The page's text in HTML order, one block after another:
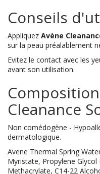
Conseils
Appliquez Avène
sur la peau préalablement
Evitez le contact avec les
avant son utilisation.
Cleanance
Non comédogène -
dermatologique.
Avene Thermal Spring
Myristate, Propylene
Methacrylate, C14-22